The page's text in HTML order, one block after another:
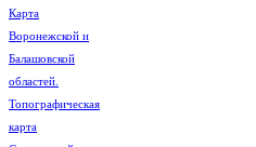
Карта
Воронежской и
Балашовской
областей.
Топографическая
карта